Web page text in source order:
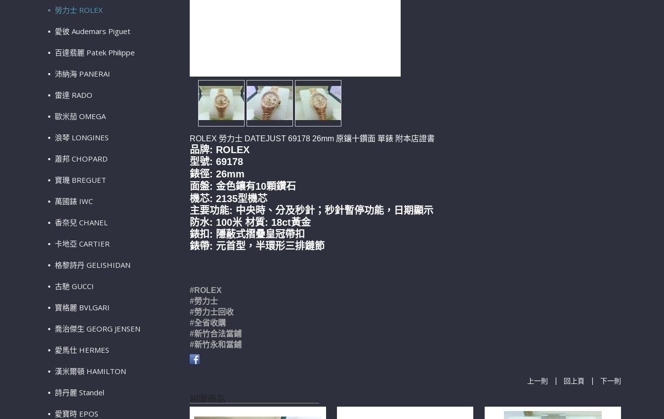
勞力士 ROLEX
愛彼 Audemars Piguet
百達翡麗 Patek Philippe
沛納海 PANERAI
雷達 RADO
歐米茄 OMEGA
浪琴 LONGINES
蕭邦 CHOPARD
寶璣 BREGUET
萬國錶 IWC
香奈兒 CHANEL
卡地亞 CARTIER
格黎詩丹 GELISHIDAN
古馳 GUCCI
寶格麗 BVLGARI
喬治傑生 GEORG JENSEN
愛馬仕 HERMES
漢米爾頓 HAMILTON
詩丹麗 Standel
愛寶時 EPOS
ROLEX 勞力士 DATEJUST 69178 26mm 原鑲十鑽面 單錶 附本店證書
品牌: ROLEX
型號: 69178
錶徑: 26mm
面盤: 金色鑲有10顆鑽石
機芯: 2135型機芯
主要功能: 中央時、分及秒針；秒針暫停功能，日期顯示
防水: 100米 材質: 18ct黃金
錶扣: 隱蔽式摺疊皇冠帶扣
錶帶: 元首型 ，半環形三排鏈節
#ROLEX
#勞力士
#勞力士回收
#全省收購
#新竹合法當鋪
#新竹永和當鋪
上一則 | 回上頁 | 下一則
相關商品